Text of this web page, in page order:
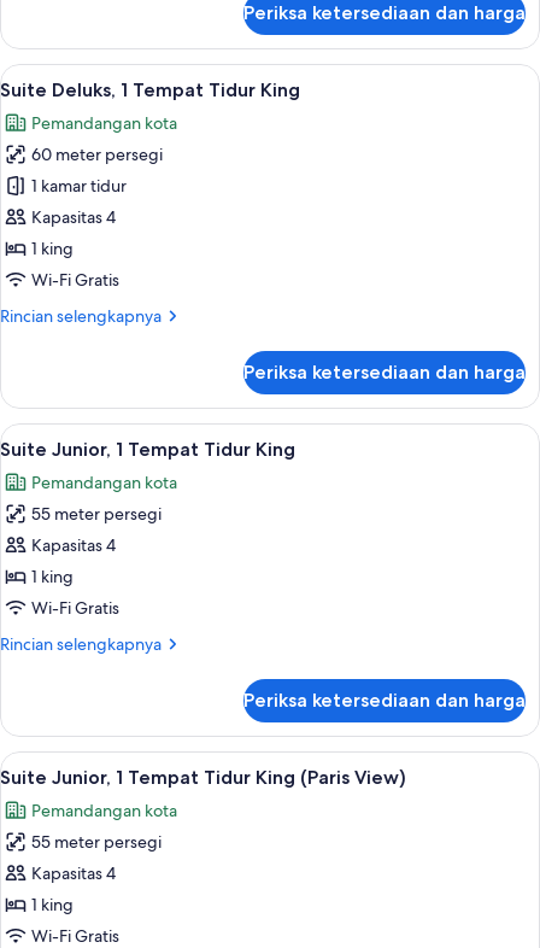
King
Kamar
Superior,
1
Tidur
King
Periksa ketersediaan dan harga
Lihat
semua
foto
untuk
Suite
Deluks,
1
Tempat
King
Suite Deluks, 1 Tempat Tidur King |
4
Suite Deluks, 1 Tempat Tidur King
Pemandangan kota
60 meter persegi
1 kamar tidur
Kapasitas 4
1 king
Wi-Fi Gratis
Rincian selengkapnya
Rincian
Suite
Deluks,
1
Tidur
King
Periksa ketersediaan dan harga
Lihat
semua
foto
untuk
Suite
Junior,
1
Tidur
Suite Junior, 1 Tempat Tidur King | 1
5
Suite Junior, 1 Tempat Tidur King
Pemandangan kota
55 meter persegi
Kapasitas 4
1 king
Wi-Fi Gratis
Rincian selengkapnya
Rincian
Suite
Junior,
1
Tidur
King
Periksa ketersediaan dan harga
Lihat
semua
foto
untuk
Suite
Junior,
1
Suite Junior, 1 Tempat Tidur King
5
Suite Junior, 1 Tempat Tidur King (Paris View)
Pemandangan kota
55 meter persegi
Kapasitas 4
1 king
Wi-Fi Gratis